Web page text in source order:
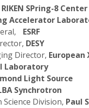
RIKEN SPring-8 Center
Accelerator
ESRF
DESY
Director, European
Laboratory
Light Source
Synchrotron
Division, Paul